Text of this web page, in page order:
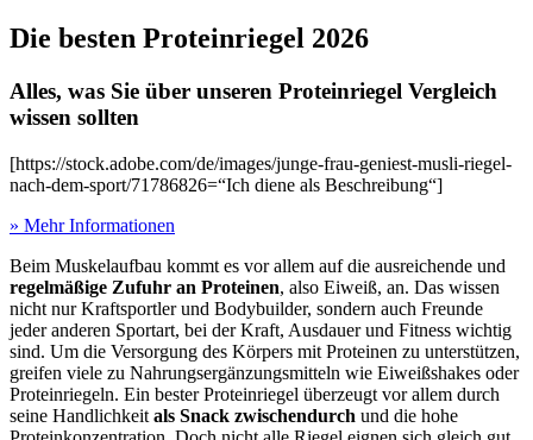
Die besten Proteinriegel 2026
Alles, was Sie über unseren Proteinriegel Vergleich
wissen sollten
[https://stock.adobe.com/de/images/junge-frau-geniest-musli-riegel-
nach-dem-sport/71786826=“Ich diene als Beschreibung“]
» Mehr Informationen
Beim Muskelaufbau kommt es vor allem auf die ausreichende und
regelmäßige Zufuhr an Proteinen, also Eiweiß, an. Das wissen
nicht nur Kraftsportler und Bodybuilder, sondern auch Freunde
jeder anderen Sportart, bei der Kraft, Ausdauer und Fitness wichtig
sind. Um die Versorgung des Körpers mit Proteinen zu unterstützen,
greifen viele zu Nahrungsergänzungsmitteln wie Eiweißshakes oder
Proteinriegeln. Ein bester Proteinriegel überzeugt vor allem durch
seine Handlichkeit als Snack zwischendurch und die hohe